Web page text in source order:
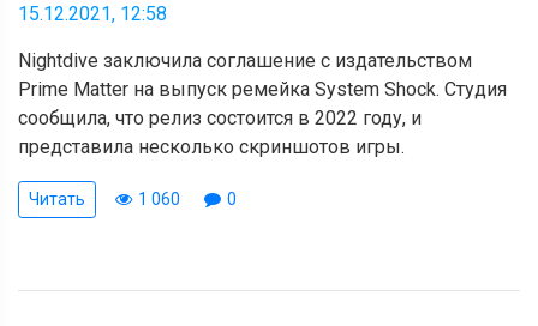
15.12.2021, 12:58
Nightdive заключила соглашение с издательством
Prime Matter на выпуск ремейка System Shock. Студия
сообщила, что релиз состоится в 2022 году, и
представила несколько скриншотов игры.
Читать 1 060 0